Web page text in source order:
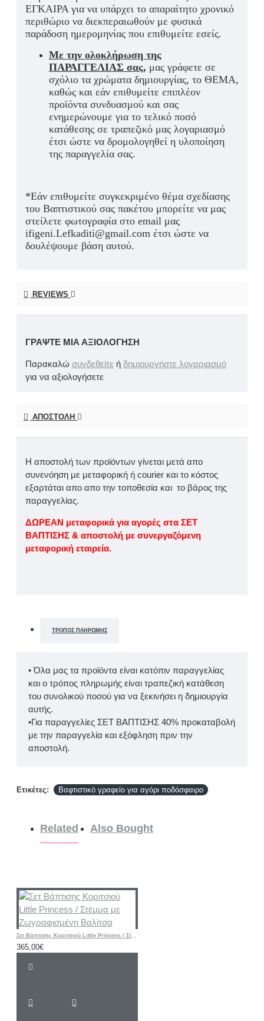
ΕΓΚΑΙΡΑ για να υπάρχει το απαραίτητο χρονικό
περιθώριο να διεκπεραιωθούν με φυσικά
παράδοση ημερομηνίας που επιθυμείτε εσείς.
Με την ολοκλήρωση της
ΠΑΡΑΓΓΕΛΙΑΣ σας, μας γράφετε σε
σχόλιο τα χρώματα δημιουργίας, το ΘΕΜΑ,
καθώς και εάν επιθυμείτε επιπλέον
προϊόντα συνδυασμού και σας
ενημερώνουμε για το τελικό ποσό
κατάθεσης σε τραπεζικό μας λογαριασμό
έτσι ώστε να δρομολογηθεί η υλοποίηση
της παραγγελία σας.
*Εάν επιθυμείτε συγκεκριμένο θέμα σχεδίασης
του Βαπτιστικού σας πακέτου μπορείτε να μας
στείλετε φωτογραφία στο email μας
ifigeni.Lefkaditi@gmail.com έτσι ώστε να
δουλέψουμε βάση αυτού.
REVIEWS
ΓΡΆΨΤΕ ΜΙΑ ΑΞΙΟΛΌΓΗΣΗ
Παρακαλώ συνδεθείτε ή δημιουργήστε λογαριασμό
για να αξιολογήσετε
ΑΠΟΣΤΟΛΉ
Η αποστολή των προϊόντων γίνεται μετά απο
συνενόηση με μεταφορική ή courier και το κόστος
εξαρτάται απο απο την τοποθεσία και το βάρος της
παραγγελίας.
ΔΩΡΕΑΝ μεταφορικά για αγορές στα ΣΕΤ
ΒΑΠΤΙΣΗΣ & αποστολή με συνεργαζόμενη
μεταφορική εταιρεία.
ΤΡΌΠΟΣ ΠΛΗΡΩΜΉΣ
• Όλα μας τα προϊόντα είναι κατόπιν παραγγελίας
και ο τρόπος πληρωμής είναι τραπεζική κατάθεση
του συνολικού ποσού για να ξεκινήσει η δημιουργία
αυτής.
•Για παραγγελίες ΣΕΤ ΒΑΠΤΙΣΗΣ 40% προκαταβολή
με την παραγγελία και εξόφληση πριν την
αποστολή.
Ετικέτες: Βαφτιστικό γραφείο για αγόρι ποδόσφαιρο
Related Also Bought
Σετ Βάπτισης Κοριτσιού Little Princess / Στέμμα με Ζωγραφισμένη Βαλίτσα
365,00€